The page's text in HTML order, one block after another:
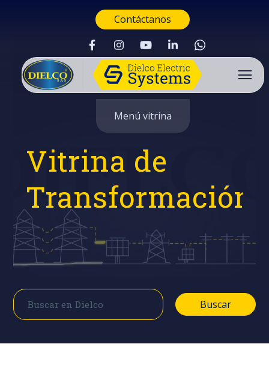
Contáctanos
Buscar
Menú vitrina
Vitrina de
Transformación
Buscar
Buscar